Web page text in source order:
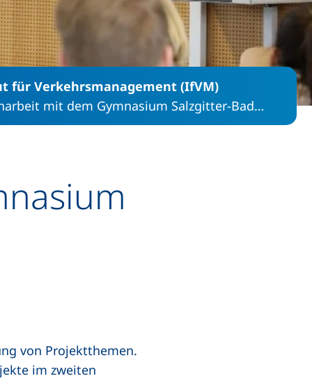
für Verkehrsmanagement (IfVM)
mit dem Gymnasium Salzgitter-Bad…
von Projektthemen.
im zweiten